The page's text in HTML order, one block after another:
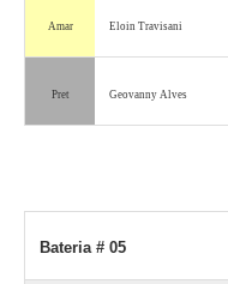
Amar Eloin Travisani
Pret Geovanny Alves
Bateria # 05